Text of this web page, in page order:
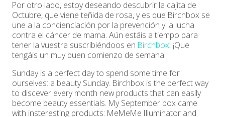
Por otro lado, estoy deseando descubrir la cajita de
Octubre, que viene teñida de rosa, y es que Birchbox se
une a la concienciación por la prevención y la lucha
contra el cáncer de mama. Aún estáis a tiempo para
tener la vuestra suscribiéndoos en Birchbox. ¡Que
tengáis un muy buen comienzo de semana!
Sunday is a perfect day to spend some time for
ourselves: a beauty Sunday. Birchbox is the perfect way
to discever every month new products that can easily
become beauty essentials. My September box came
with insteresting products: MeMeMe Illuminator and